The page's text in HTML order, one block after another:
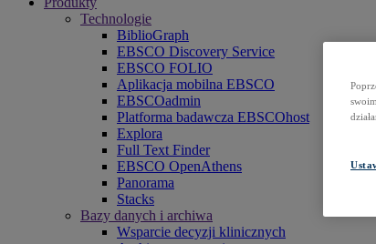
Technologie
BiblioGraph
EBSCO Discovery Service
EBSCO FOLIO
Aplikacja mobilna EBSCO
EBSCOadmin
Platforma badawcza EBSCOhost
Explora
Full Text Finder
EBSCO OpenAthens
Panorama
Stacks
Bazy danych i archiwa
Wsparcie decyzji klinicznych